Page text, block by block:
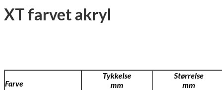
XT farvet akryl
Farve
Tykkelse
mm
Størrelse
mm